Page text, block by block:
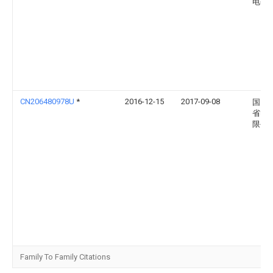
CN206480978U * 2016-12-15 2017-09-08
国网
省电
限公
Family To Family Citations